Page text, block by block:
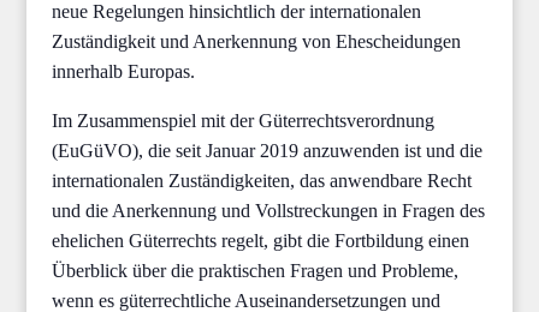
neue Regelungen hinsichtlich der internationalen
Zuständigkeit und Anerkennung von Ehescheidungen
innerhalb Europas.
Im Zusammenspiel mit der Güterrechtsverordnung
(EuGüVO), die seit Januar 2019 anzuwenden ist und die
internationalen Zuständigkeiten, das anwendbare Recht
und die Anerkennung und Vollstreckungen in Fragen des
ehelichen Güterrechts regelt, gibt die Fortbildung einen
Überblick über die praktischen Fragen und Probleme,
wenn es güterrechtliche Auseinandersetzungen und